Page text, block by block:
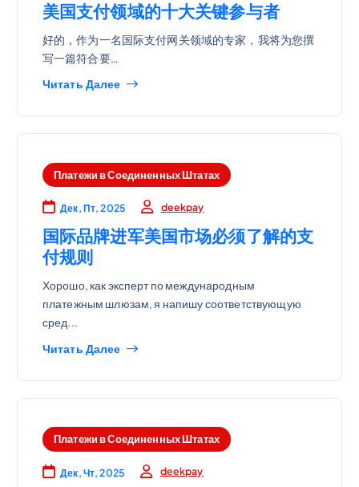
美国支付领域的十大关键参与者
好的，作为一名国际支付网关领域的专家，我将为您撰
写一篇符合要…
Читать Далее
Платежи в Соединенных Штатах
Дек, Пт, 2025 deekpay
国际品牌进军美国市场必须了解的支
付规则
Хорошо, как эксперт по международным
платежным шлюзам, я напишу соответствующую
сред...
Читать Далее
Платежи в Соединенных Штатах
Дек, Чт, 2025 deekpay